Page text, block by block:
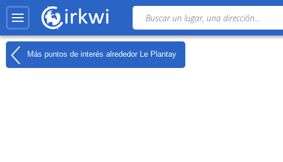
Más puntos de interés alrededor Le Plantay